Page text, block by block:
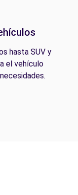
hasta SUV y
el vehículo